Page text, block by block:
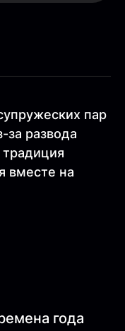
пар
за развода
вместе на
года